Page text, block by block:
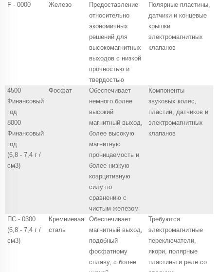
F - 0000
Железо
Предоставление
относительно
экономичных
решений для
высокомагнитных
выходов с низкой
прочностью и
твердостью
Полярные пластины,
датчики и концевые
крышки
электромагнитных
клапанов
4500
Финансовый
год
8000
Финансовый
год
(6,8 - 7,4 г /
см3)
Фосфат
Обеспечивает
немного более
высокий
магнитный выход,
более высокую
магнитную
проницаемость и
более низкую
коэрцитивную
силу по
сравнению с
чистым железом
Компоненты
звуковых колес,
пластин, датчиков и
электромагнитных
клапанов
ПС - 0300
(6,8 - 7,4 г /
см3)
Кремниевая
сталь
Обеспечивает
магнитный выход,
подобный
фосфатному
сплаву, с более
Требуются
электромагнитные
переключатели,
якори, полярные
пластины и реле со